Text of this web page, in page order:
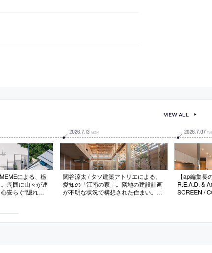
による、栃
周囲に山々が連
安らぐ“隠れ
な佇まい”の建
面構成は“洞
2026.7.13 MON
関谷涼太 / タソ建築アトリエによる、
愛知の「江南の家」。隣地の建設計画
が不明な状況で構想された住まい。外
間を考案。手刻み木組みの大工技術で
2026.7.07
【ap編集長
R.E.A.D. &
SCREEN /
VIEW ALL